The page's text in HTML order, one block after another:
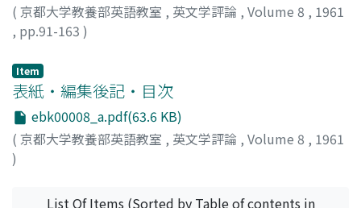
( 京都大学教養部英語教室 , 英文学評論 , Volume 8 , 1961
, pp.91-163 )
Item
表紙・編集後記・目次
ebk00008_a.pdf(63.6 KB)
( 京都大学教養部英語教室 , 英文学評論 , Volume 8 , 1961
)
List Of Items (Sorted by Table of contents in